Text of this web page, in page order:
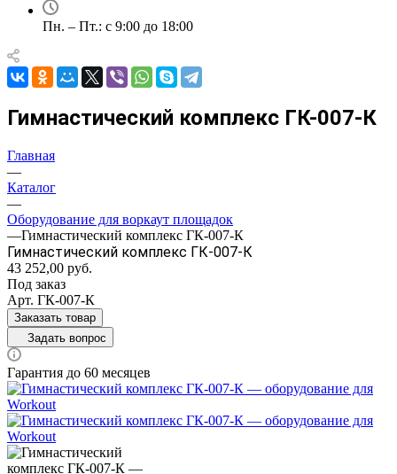
Пн. – Пт.: с 9:00 до 18:00
Гимнастический комплекс ГК-007-К
Главная
—
Каталог
—
Оборудование для воркаут площадок
—Гимнастический комплекс ГК-007-К
Гимнастический комплекс ГК-007-К
43 252,00 руб.
Под заказ
Арт. ГК-007-К
Заказать товар
Задать вопрос
Гарантия до 60 месяцев